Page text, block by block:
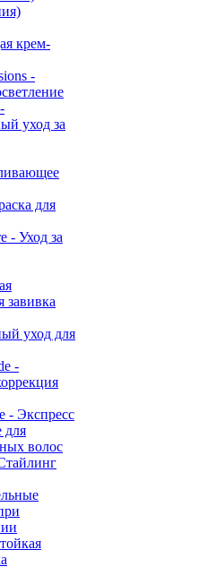
крем-
-
уход за
для
- Уход за
завивка
уход для
-
- Экспресс
для
волос